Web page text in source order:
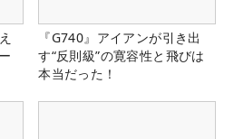
『G740』アイアンが引き出
す“反則級”の寛容性と飛びは
本当だった！